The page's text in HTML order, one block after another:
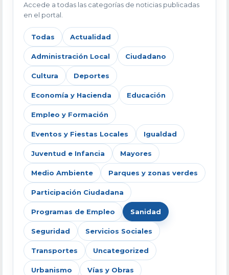
Accede a todas las categorías de noticias publicadas
en el portal.
Todas Actualidad
Administración Local Ciudadano
Cultura Deportes
Economía y Hacienda Educación
Empleo y Formación
Eventos y Fiestas Locales Igualdad
Juventud e Infancia Mayores
Medio Ambiente Parques y zonas verdes
Participación Ciudadana
Programas de Empleo Sanidad
Seguridad Servicios Sociales
Transportes Uncategorized
Urbanismo Vías y Obras